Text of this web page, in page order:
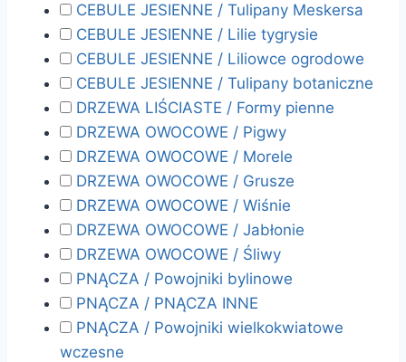
CEBULE JESIENNE / Tulipany Meskersa
CEBULE JESIENNE / Lilie tygrysie
CEBULE JESIENNE / Liliowce ogrodowe
CEBULE JESIENNE / Tulipany botaniczne
DRZEWA LIŚCIASTE / Formy pienne
DRZEWA OWOCOWE / Pigwy
DRZEWA OWOCOWE / Morele
DRZEWA OWOCOWE / Grusze
DRZEWA OWOCOWE / Wiśnie
DRZEWA OWOCOWE / Jabłonie
DRZEWA OWOCOWE / Śliwy
PNĄCZA / Powojniki bylinowe
PNĄCZA / PNĄCZA INNE
PNĄCZA / Powojniki wielkokwiatowe
wczesne